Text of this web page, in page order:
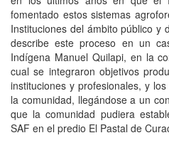
fomentado estos sistemas
Instituciones del ámbito público y
describe este proceso en un
Indígena Manuel Quilapi, en la
cual se integraron objetivos
instituciones y profesionales, y
la comunidad, llegándose a un
que la comunidad pudiera
SAF en el predio El Pastal de